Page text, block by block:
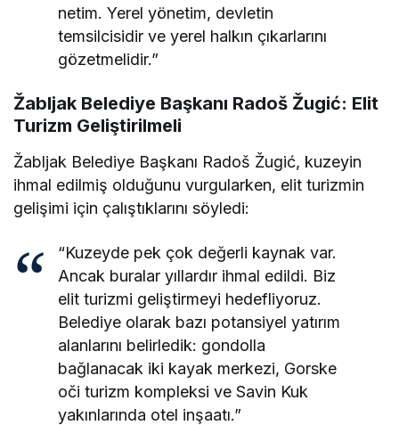
netim. Yerel yönetim, devletin
temsilcisidir ve yerel halkın çıkarlarını
gözetmelidir.”
Žabljak Belediye Başkanı Radoš Žugić: Elit
Turizm Geliştirilmeli
Žabljak Belediye Başkanı Radoš Žugić, kuzeyin
ihmal edilmiş olduğunu vurgularken, elit turizmin
gelişimi için çalıştıklarını söyledi:
“Kuzeyde pek çok değerli kaynak var.
Ancak buralar yıllardır ihmal edildi. Biz
elit turizmi geliştirmeyi hedefliyoruz.
Belediye olarak bazı potansiyel yatırım
alanlarını belirledik: gondolla
bağlanacak iki kayak merkezi, Gorske
oči turizm kompleksi ve Savin Kuk
yakınlarında otel inşaatı.”